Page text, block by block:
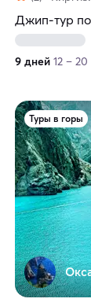
Джип-тур
9 дней 12 – 20
Туры в горы